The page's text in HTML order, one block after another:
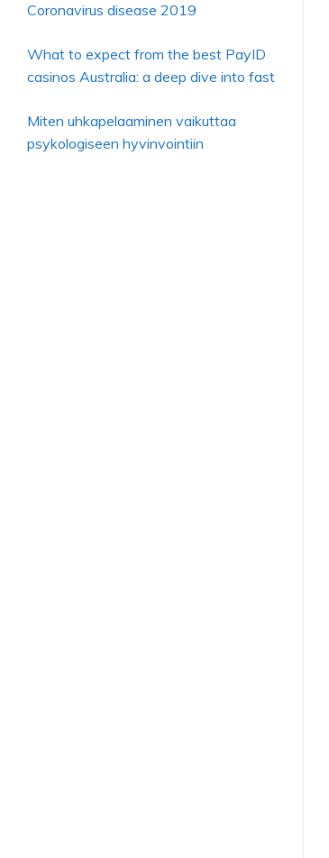
Coronavirus disease 2019
What to expect from the best PayID
casinos Australia: a deep dive into fast
Miten uhkapelaaminen vaikuttaa
psykologiseen hyvinvointiin